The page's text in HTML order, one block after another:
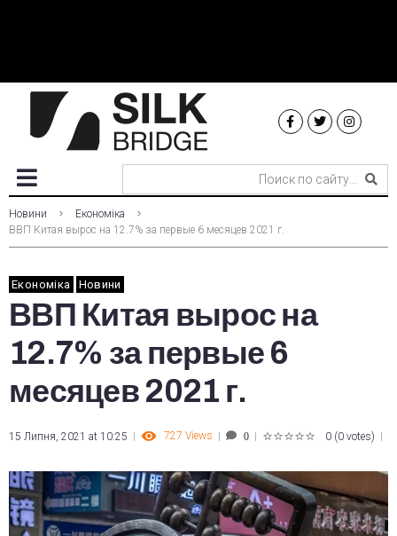
Новини
Економіка
ВВП Китая вырос на 12.7% за первые 6 месяцев 2021 г.
Економіка Новини
ВВП Китая вырос на
12.7% за первые 6
месяцев 2021 г.
15 Липня, 2021 at 10:25 727 Views 0 0 (0 votes)